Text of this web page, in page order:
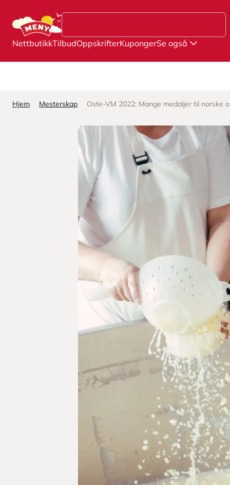
NettbutikkTilbudOppskrifterKupongerSe også
Hjem Mesterskap Oste-VM 2022: Mange medaljer til norske